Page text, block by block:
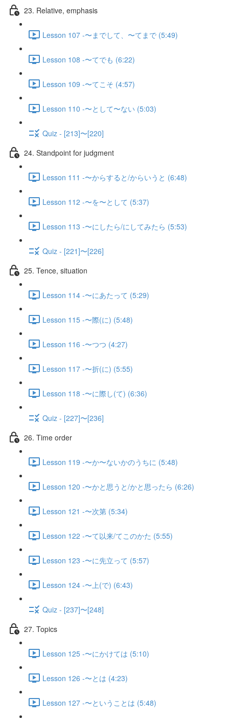
23. Relative, emphasis
Lesson 107 -〜までして、〜てまで (5:49)
Lesson 108 -〜てでも (6:22)
Lesson 109 -〜てこそ (4:57)
Lesson 110 -〜として〜ない (5:03)
Quiz - [213]〜[220]
24. Standpoint for judgment
Lesson 111 -〜からすると/からいうと (6:48)
Lesson 112 -〜を〜として (5:37)
Lesson 113 -〜にしたら/にしてみたら (5:53)
Quiz - [221]〜[226]
25. Tence, situation
Lesson 114 -〜にあたって (5:29)
Lesson 115 -〜際(に) (5:48)
Lesson 116 -〜つつ (4:27)
Lesson 117 -〜折(に) (5:55)
Lesson 118 -〜に際し(て) (6:36)
Quiz - [227]〜[236]
26. Time order
Lesson 119 -〜か〜ないかのうちに (5:48)
Lesson 120 -〜かと思うと/かと思ったら (6:26)
Lesson 121 -〜次第 (5:34)
Lesson 122 -〜て以来/てこのかた (5:55)
Lesson 123 -〜に先立って (5:57)
Lesson 124 -〜上(で) (6:43)
Quiz - [237]〜[248]
27. Topics
Lesson 125 -〜にかけては (5:10)
Lesson 126 -〜とは (4:23)
Lesson 127 -〜ということは (5:48)